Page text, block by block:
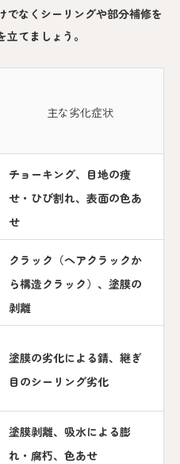
でなくシーリングや部分補修を
てましょう。
主な劣化症状
チョーキング、目地の痩
せ・ひび割れ、表面の色あ
せ
クラック（ヘアクラックか
ら構造クラック）、塗膜の
剥離
塗膜の劣化による錆、継ぎ
目のシーリング劣化
塗膜剥離、吸水による膨
れ・腐朽、色あせ